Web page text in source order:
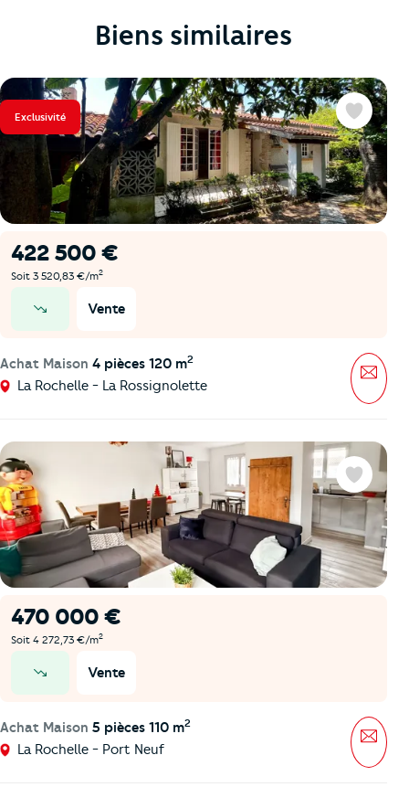
Biens similaires
Exclusivité
422 500 €
Soit 3 520,83 €/m2
Vente
Achat Maison 4 pièces 120 m2
La Rochelle - La Rossignolette
Favoris
470 000 €
Soit 4 272,73 €/m2
Vente
Achat Maison 5 pièces 110 m2
La Rochelle - Port Neuf
Favoris